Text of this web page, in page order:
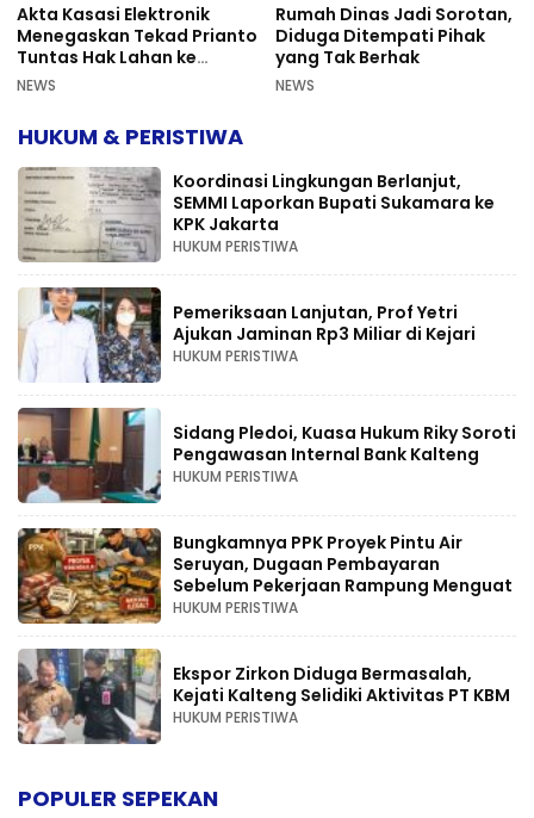
Akta Kasasi Elektronik
Menegaskan Tekad Prianto
Tuntas Hak Lahan ke
Mahkamah Agung
NEWS
Rumah Dinas Jadi Sorotan,
Diduga Ditempati Pihak
yang Tak Berhak
NEWS
HUKUM & PERISTIWA
Koordinasi Lingkungan Berlanjut,
SEMMI Laporkan Bupati Sukamara ke
KPK Jakarta
HUKUM PERISTIWA
Pemeriksaan Lanjutan, Prof Yetri
Ajukan Jaminan Rp3 Miliar di Kejari
HUKUM PERISTIWA
Sidang Pledoi, Kuasa Hukum Riky Soroti
Pengawasan Internal Bank Kalteng
HUKUM PERISTIWA
Bungkamnya PPK Proyek Pintu Air
Seruyan, Dugaan Pembayaran
Sebelum Pekerjaan Rampung Menguat
HUKUM PERISTIWA
Ekspor Zirkon Diduga Bermasalah,
Kejati Kalteng Selidiki Aktivitas PT KBM
HUKUM PERISTIWA
POPULER SEPEKAN